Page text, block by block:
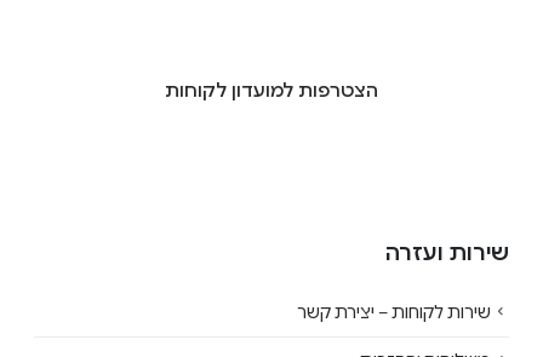
הצטרפות למועדון לקוחות
שירות ועזרה
שירות לקוחות – יצירת קשר